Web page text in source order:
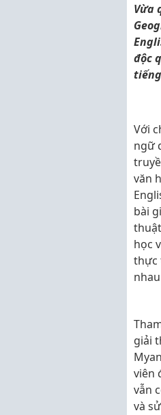
Vừa
độc
Với
ngữ
văn
bài
học
thực
giải
viên
vẫn
và